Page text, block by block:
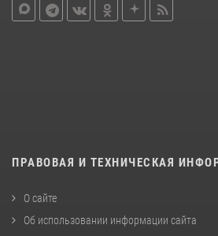
ПРАВОВАЯ И ТЕХНИЧЕСКАЯ
О сайте
Об использовании информации сайта